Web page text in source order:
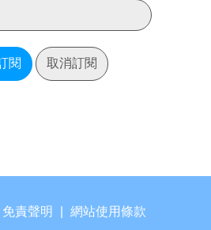
閱 取消訂閱
免責聲明 網站使用條款